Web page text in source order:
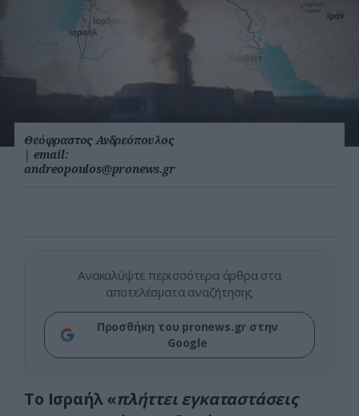
Θεόφραστος Ανδρεόπουλος
| email:
andreopoulos@pronews.gr
Ανακαλύψτε περισσότερα άρθρα στα
αποτελέσματα αναζήτησης
Προσθήκη του pronews.gr στην
Google
To Iσραήλ «πλήττει εγκαταστάσεις